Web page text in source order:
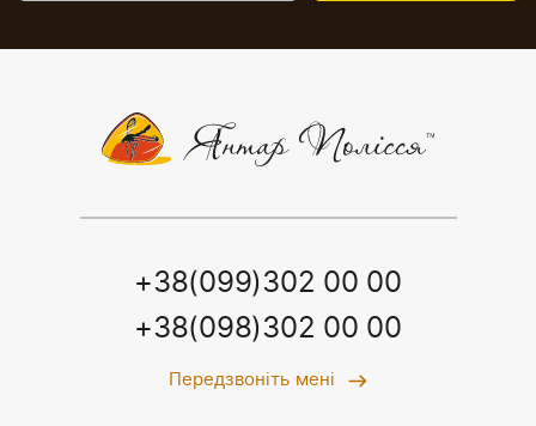
+38(099)302 00 00
+38(098)302 00 00
Передзвоніть мені